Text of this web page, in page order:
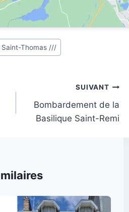
Saint-Thomas ///
SUIVANT
Bombardement de la
Basilique Saint-Remi